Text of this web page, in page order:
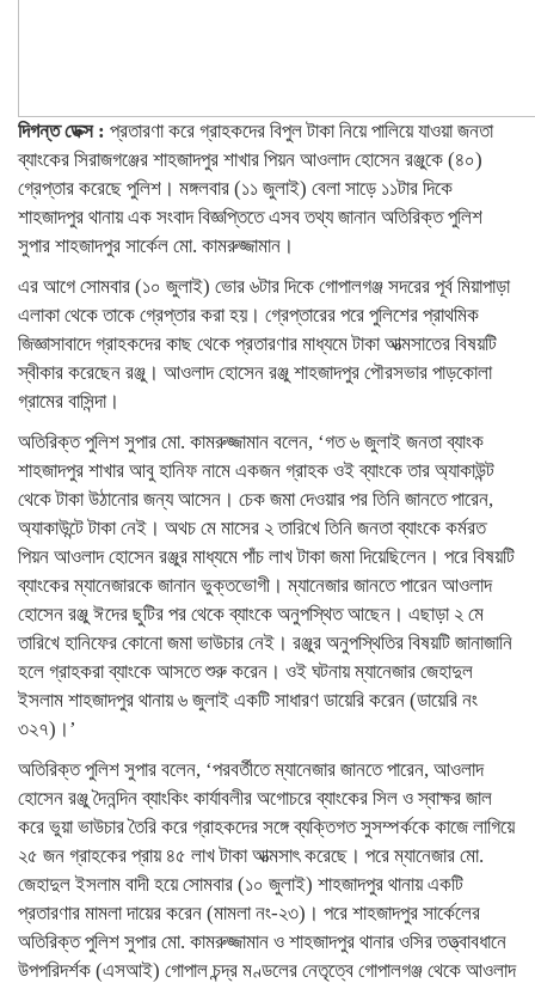
দিগন্ত ডেক্স : প্রতারণা করে গ্রাহকদের বিপুল টাকা নিয়ে পালিয়ে যাওয়া জনতা
ব্যাংকের সিরাজগঞ্জের শাহজাদপুর শাখার পিয়ন আওলাদ হোসেন রঞ্জুকে (৪০)
গ্রেপ্তার করেছে পুলিশ। মঙ্গলবার (১১ জুলাই) বেলা সাড়ে ১১টার দিকে
শাহজাদপুর থানায় এক সংবাদ বিজ্ঞপ্তিতে এসব তথ্য জানান অতিরিক্ত পুলিশ
সুপার শাহজাদপুর সার্কেল মো. কামরুজ্জামান।
এর আগে সোমবার (১০ জুলাই) ভোর ৬টার দিকে গোপালগঞ্জ সদরের পূর্ব মিয়াপাড়া
এলাকা থেকে তাকে গ্রেপ্তার করা হয়। গ্রেপ্তারের পরে পুলিশের প্রাথমিক
জিজ্ঞাসাবাদে গ্রাহকদের কাছ থেকে প্রতারণার মাধ্যমে টাকা আত্মসাতের বিষয়টি
স্বীকার করেছেন রঞ্জু। আওলাদ হোসেন রঞ্জু শাহজাদপুর পৌরসভার পাড়কোলা
গ্রামের বাসিন্দা।
অতিরিক্ত পুলিশ সুপার মো. কামরুজ্জামান বলেন, ‘গত ৬ জুলাই জনতা ব্যাংক
শাহজাদপুর শাখার আবু হানিফ নামে একজন গ্রাহক ওই ব্যাংকে তার অ্যাকাউন্ট
থেকে টাকা উঠানোর জন্য আসেন। চেক জমা দেওয়ার পর তিনি জানতে পারেন,
অ্যাকাউন্টে টাকা নেই। অথচ মে মাসের ২ তারিখে তিনি জনতা ব্যাংকে কর্মরত
পিয়ন আওলাদ হোসেন রঞ্জুর মাধ্যমে পাঁচ লাখ টাকা জমা দিয়েছিলেন। পরে বিষয়টি
ব্যাংকের ম্যানেজারকে জানান ভুক্তভোগী। ম্যানেজার জানতে পারেন আওলাদ
হোসেন রঞ্জু ঈদের ছুটির পর থেকে ব্যাংকে অনুপস্থিত আছেন। এছাড়া ২ মে
তারিখে হানিফের কোনো জমা ভাউচার নেই। রঞ্জুর অনুপস্থিতির বিষয়টি জানাজানি
হলে গ্রাহকরা ব্যাংকে আসতে শুরু করেন। ওই ঘটনায় ম্যানেজার জেহাদুল
ইসলাম শাহজাদপুর থানায় ৬ জুলাই একটি সাধারণ ডায়েরি করেন (ডায়েরি নং
৩২৭)।’
অতিরিক্ত পুলিশ সুপার বলেন, ‘পরবর্তীতে ম্যানেজার জানতে পারেন, আওলাদ
হোসেন রঞ্জু দৈনন্দিন ব্যাংকিং কার্যাবলীর অগোচরে ব্যাংকের সিল ও স্বাক্ষর জাল
করে ভুয়া ভাউচার তৈরি করে গ্রাহকদের সঙ্গে ব্যক্তিগত সুসম্পর্ককে কাজে লাগিয়ে
২৫ জন গ্রাহকের প্রায় ৪৫ লাখ টাকা আত্মসাৎ করেছে। পরে ম্যানেজার মো.
জেহাদুল ইসলাম বাদী হয়ে সোমবার (১০ জুলাই) শাহজাদপুর থানায় একটি
প্রতারণার মামলা দায়ের করেন (মামলা নং-২৩)। পরে শাহজাদপুর সার্কেলের
অতিরিক্ত পুলিশ সুপার মো. কামরুজ্জামান ও শাহজাদপুর থানার ওসির তত্ত্বাবধানে
উপপরিদর্শক (এসআই) গোপাল চন্দ্র মণ্ডলের নেতৃত্বে গোপালগঞ্জ থেকে আওলাদ